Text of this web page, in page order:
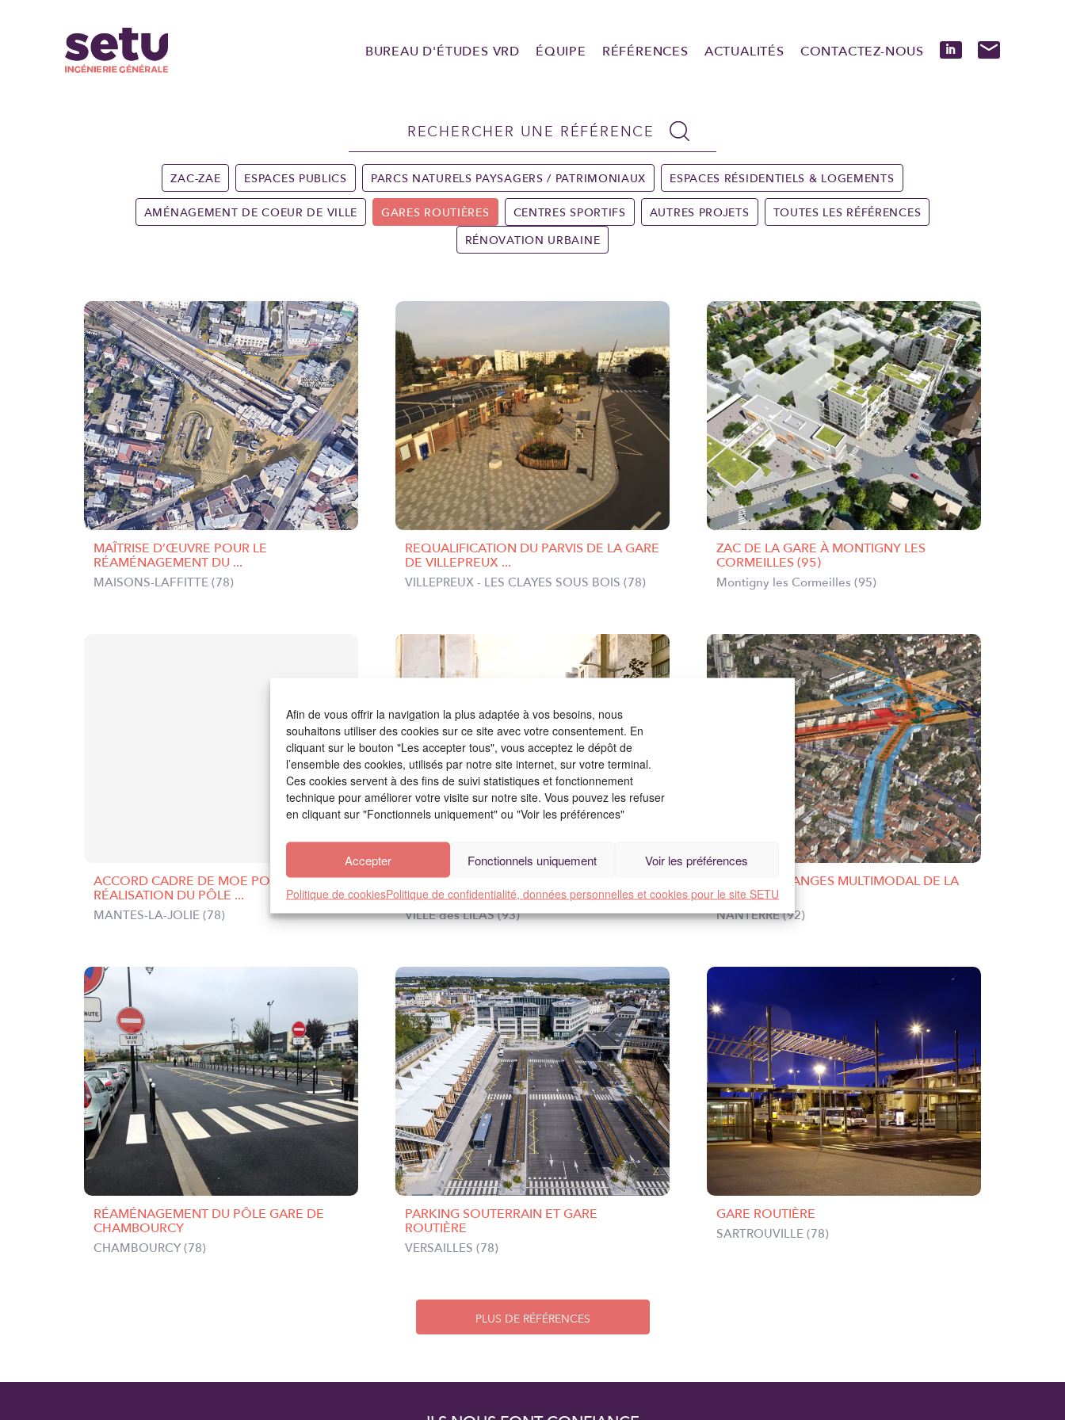
Afin de vous offrir la navigation la plus adaptée à vos besoins, nous
souhaitons utiliser des cookies sur ce site avec votre consentement. En
cliquant sur le bouton "Les accepter tous", vous acceptez le dépôt de
l’ensemble des cookies, utilisés par notre site internet, sur votre terminal.
Ces cookies servent à des fins de suivi statistiques et fonctionnement
technique pour améliorer votre visite sur notre site. Vous pouvez les refuser
en cliquant sur "Fonctionnels uniquement" ou "Voir les préférences"
Accepter Fonctionnels uniquement Voir les préférences
Politique de cookiesPolitique de confidentialité, données personnelles et cookies pour le site SETU
BUREAU D'ÉTUDES VRD ÉQUIPE RÉFÉRENCES ACTUALITÉS CONTACTEZ-NOUS
ZAC-ZAE ESPACES PUBLICS PARCS NATURELS PAYSAGERS / PATRIMONIAUX ESPACES RÉSIDENTIELS & LOGEMENTS
AMÉNAGEMENT DE COEUR DE VILLE GARES ROUTIÈRES CENTRES SPORTIFS AUTRES PROJETS
TOUTES LES RÉFÉRENCES
RÉNOVATION URBAINE
MAÎTRISE D’ŒUVRE POUR LE
RÉAMÉNAGEMENT DU ...
MAISONS-LAFFITTE (78)
REQUALIFICATION DU PARVIS DE LA GARE
DE VILLEPREUX ...
VILLEPREUX - LES CLAYES SOUS BOIS (78)
ZAC DE LA GARE À MONTIGNY LES
CORMEILLES (95)
Montigny les Cormeilles (95)
ACCORD CADRE DE MOE POUR LA
RÉALISATION DU PÔLE ...
MANTES-LA-JOLIE (78)
AMÉNAGEMENT DES PÔLES GARE
(MÉTRO L11) MAIRIE ...
VILLE des LILAS (93)
PÔLE D'ÉCHANGES MULTIMODAL DE LA
GARE DE ...
NANTERRE (92)
RÉAMÉNAGEMENT DU PÔLE GARE DE
CHAMBOURCY
CHAMBOURCY (78)
PARKING SOUTERRAIN ET GARE
ROUTIÈRE
VERSAILLES (78)
GARE ROUTIÈRE
SARTROUVILLE (78)
PLUS DE RÉFÉRENCES